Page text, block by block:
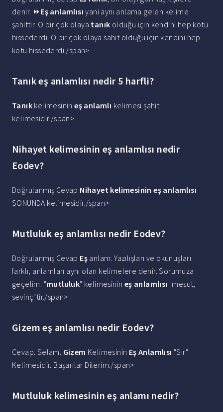
denir. ⏩Eş anlamlısı yani aynı anlama gelen kelime
şahittir. O bir çok olaya tanık olduğu için kendini hep kötü
hissederdi. O bir çok olaya sahit olduğu için kendini hep
kötü hissederdi./span>
Tanık eş anlamlısı nedir 5 harfli?
Tanık kelimesinineş anlamlı kelimesi şahit
kelimesidir./span>
Nihayet kelimesinin eş anlamlısı nedir
Eodev?
Doğrulanmış Cevap Nihayet kelimesinin eş anlamlısı
SONUNDA kelimesidir./span>
Mutluluk eş anlamlısı nedir Eodev?
Doğrulanmış Cevap Eş anlam: Yazılışları ve okunuşları
farklı, anlamları aynı olan kelimelere denir. Sorumuza
geçelim. "mutluluk" kelimesinin eş anlamlısı "mesut,
sevinç"tir./span>
Gizem eş anlamlısı nedir Eodev?
Cevap. Selam. Gizem Kelimesinin Eş Anlamlısı "Sır"
Kelimesidir. Başarılar Dilerim./span>
Mutluluk kelimesinin eş anlamı nedir?